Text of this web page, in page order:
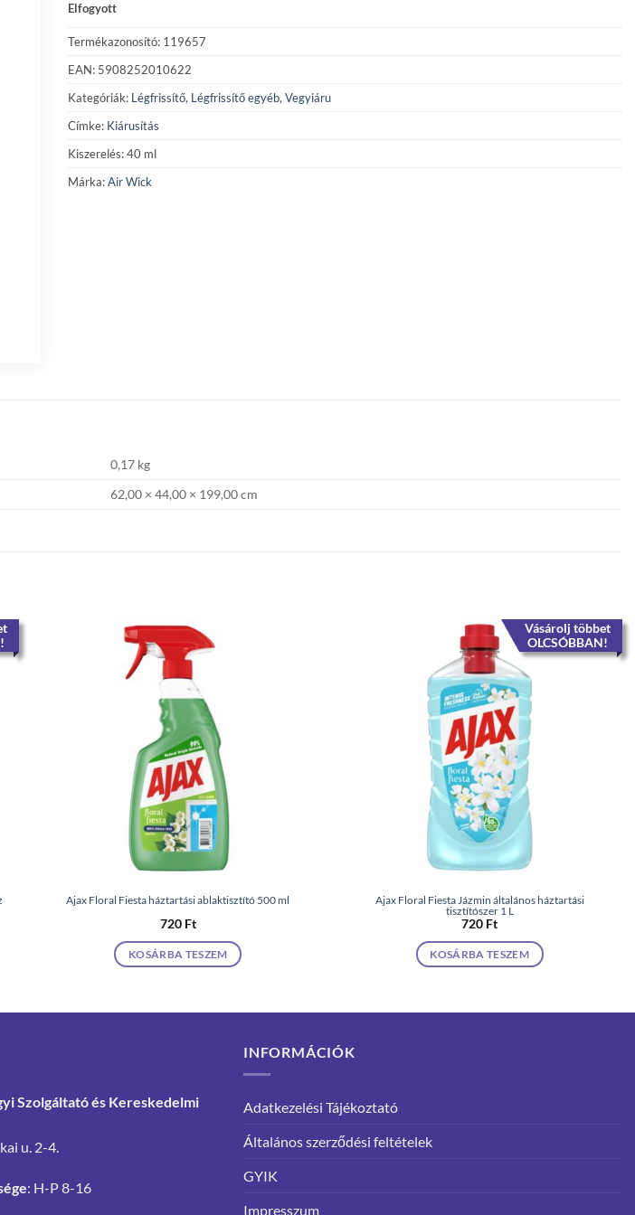
770 Ft.
Elfogyott
Termékazonosító: 119657
EAN: 5908252010622
Kategóriák: Légfrissítő, Légfrissítő egyéb, Vegyiáru
Címke: Kiárusítás
Kiszerelés: 40 ml
Márka:Air Wick
0,17 kg
62,00 × 44,00 × 199,00 cm
Ajax Floral Fiesta háztartási ablaktisztító 500 ml
720 Ft
KOSÁRBA TESZEM
Vásárolj többet
OLCSÓBBAN!
Ajax Floral Fiesta Jázmin általános háztartási
tisztítószer 1 L
720 Ft
KOSÁRBA TESZEM
Szolgáltató és Kereskedelmi
u. 2-4.
: H-P 8-16
INFORMÁCIÓK
Adatkezelési Tájékoztató
Általános szerződési feltételek
GYIK
Impresszum